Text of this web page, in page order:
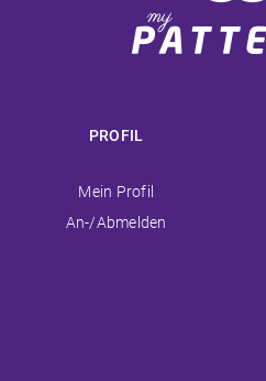
PROFIL
Navigation
überspringen
Mein Profil
An-/Abmelden